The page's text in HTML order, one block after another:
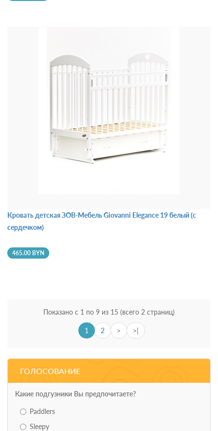
Кровать детская ЗОВ-Мебель Giovanni Elegance 19 белый (с
сердечком)
465.00 BYN
Показано с 1 по 9 из 15 (всего 2 страниц)
1 2 > >|
ГОЛОСОВАНИЕ
Какие подгузники Вы предпочитаете?
Paddlers
Sleepy